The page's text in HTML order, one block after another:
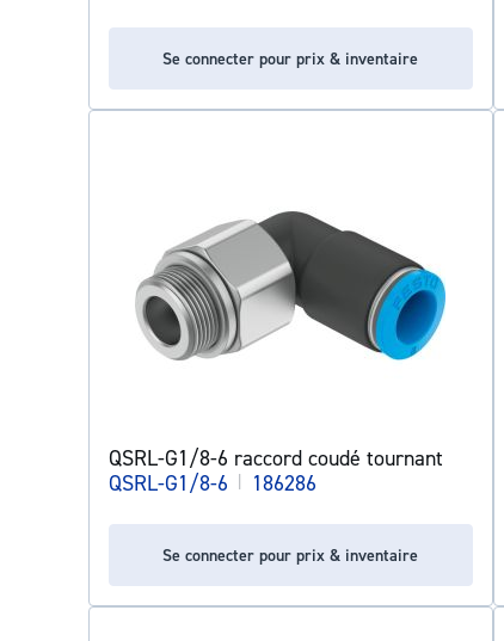
Se connecter pour prix & inventaire
QSRL-G1/8-6 raccord coudé tournant
QSRL-G1/8-6 | 186286
Se connecter pour prix & inventaire